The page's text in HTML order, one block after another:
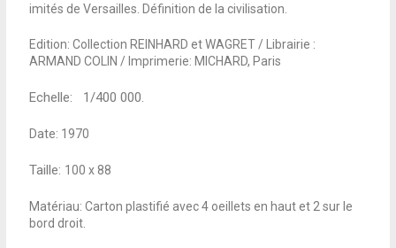
imités de Versailles. Définition de la civilisation.
Edition: Collection REINHARD et WAGRET / Librairie :
ARMAND COLIN / Imprimerie: MICHARD, Paris
Echelle: 1/400 000
Date: 1970
Taille: 100 x 88
Matériau: Carton plastifié avec 4 oeillets en haut et 2 sur le
bord droit.